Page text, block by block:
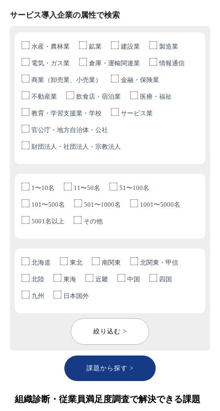
サービス導入企業の属性で検索
水産・農林業 鉱業 建設業 製造業
電気・ガス業 倉庫・運輸関連業 情報通信
商業（卸売業、小売業） 金融・保険業
不動産業 飲食店・宿泊業 医療・福祉
教育・学習支援業・学校 サービス業
官公庁・地方自治体・公社
財団法人・社団法人・宗教法人
1〜10名 11〜50名 51〜100名
101〜500名 501〜1000名 1001〜5000名
5001名以上 その他
北海道 東北 南関東 北関東・甲信
北陸 東海 近畿 中国 四国
九州 日本国外
絞り込む >
課題から探す >
組織診断・従業員満足度調査で解決できる課題